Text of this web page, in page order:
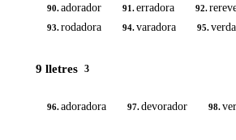
90.adorador 91.erradora 92.
93.rodadora 94.varadora 95.
9 lletres 3
96.adoradora 97.devorador 98.